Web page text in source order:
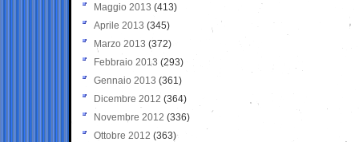
Maggio 2013 (413)
Aprile 2013 (345)
Marzo 2013 (372)
Febbraio 2013 (293)
Gennaio 2013 (361)
Dicembre 2012 (364)
Novembre 2012 (336)
Ottobre 2012 (363)